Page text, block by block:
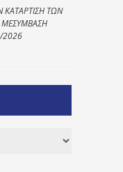
ΚΑΤΑΡΤΙΣΗ ΤΩΝ
2026